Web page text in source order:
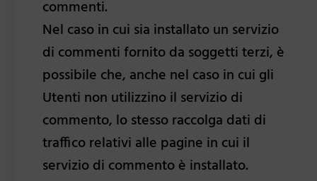
commenti.
Nel caso in cui sia installato un servizio
di commenti fornito da soggetti terzi, è
possibile che, anche nel caso in cui gli
Utenti non utilizzino il servizio di
commento, lo stesso raccolga dati di
traffico relativi alle pagine in cui il
servizio di commento è installato.